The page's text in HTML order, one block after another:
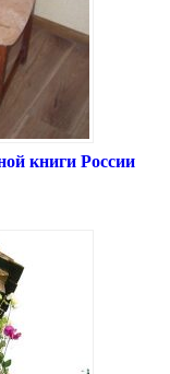
книги России